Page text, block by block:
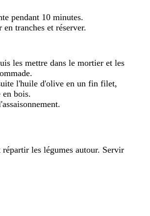
pendant 10 minutes.
tranches et réserver.
les mettre dans le mortier et les
l'huile d'olive en un fin filet,
en bois.
répartir les légumes autour. Servir